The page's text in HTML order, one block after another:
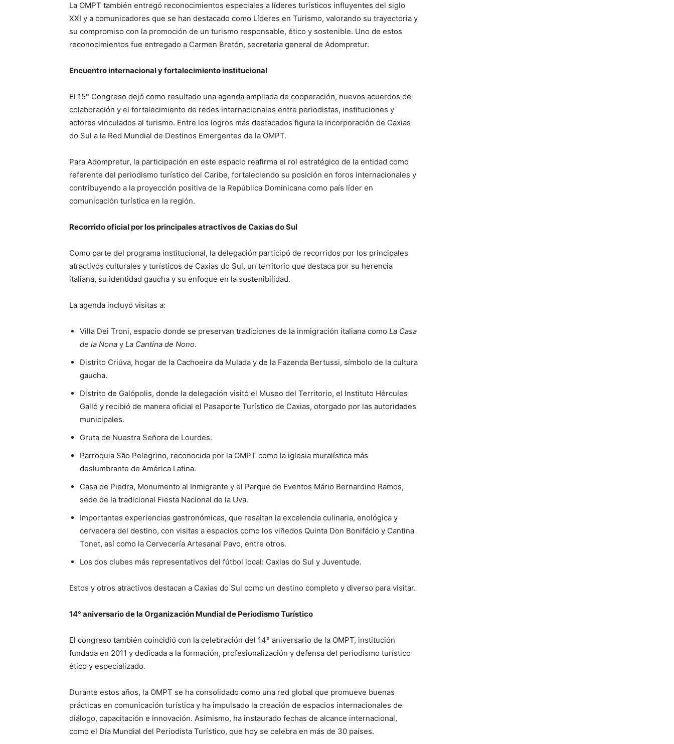
La OMPT también entregó reconocimientos especiales a líderes turísticos influyentes del siglo
XXI y a comunicadores que se han destacado como Líderes en Turismo, valorando su trayectoria y
su compromiso con la promoción de un turismo responsable, ético y sostenible. Uno de estos
reconocimientos fue entregado a Carmen Bretón, secretaria general de Adompretur.
Encuentro internacional y fortalecimiento institucional
El 15° Congreso dejó como resultado una agenda ampliada de cooperación, nuevos acuerdos de
colaboración y el fortalecimiento de redes internacionales entre periodistas, instituciones y
actores vinculados al turismo. Entre los logros más destacados figura la incorporación de Caxias
do Sul a la Red Mundial de Destinos Emergentes de la OMPT.
Para Adompretur, la participación en este espacio reafirma el rol estratégico de la entidad como
referente del periodismo turístico del Caribe, fortaleciendo su posición en foros internacionales y
contribuyendo a la proyección positiva de la República Dominicana como país líder en
comunicación turística en la región.
Recorrido oficial por los principales atractivos de Caxias do Sul
Como parte del programa institucional, la delegación participó de recorridos por los principales
atractivos culturales y turísticos de Caxias do Sul, un territorio que destaca por su herencia
italiana, su identidad gaucha y su enfoque en la sostenibilidad.
La agenda incluyó visitas a:
Villa Dei Troni, espacio donde se preservan tradiciones de la inmigración italiana como La Casa
de la Nona y La Cantina de Nono.
Distrito Criúva, hogar de la Cachoeira da Mulada y de la Fazenda Bertussi, símbolo de la cultura
gaucha.
Distrito de Galópolis, donde la delegación visitó el Museo del Territorio, el Instituto Hércules
Galló y recibió de manera oficial el Pasaporte Turístico de Caxias, otorgado por las autoridades
municipales.
Gruta de Nuestra Señora de Lourdes.
Parroquia São Pelegrino, reconocida por la OMPT como la iglesia muralística más
deslumbrante de América Latina.
Casa de Piedra, Monumento al Inmigrante y el Parque de Eventos Mário Bernardino Ramos,
sede de la tradicional Fiesta Nacional de la Uva.
Importantes experiencias gastronómicas, que resaltan la excelencia culinaria, enológica y
cervecera del destino, con visitas a espacios como los viñedos Quinta Don Bonifácio y Cantina
Tonet, así como la Cervecería Artesanal Pavo, entre otros.
Los dos clubes más representativos del fútbol local: Caxias do Sul y Juventude.
Estos y otros atractivos destacan a Caxias do Sul como un destino completo y diverso para visitar.
14° aniversario de la Organización Mundial de Periodismo Turístico
El congreso también coincidió con la celebración del 14° aniversario de la OMPT, institución
fundada en 2011 y dedicada a la formación, profesionalización y defensa del periodismo turístico
ético y especializado.
Durante estos años, la OMPT se ha consolidado como una red global que promueve buenas
prácticas en comunicación turística y ha impulsado la creación de espacios internacionales de
diálogo, capacitación e innovación. Asimismo, ha instaurado fechas de alcance internacional,
como el Día Mundial del Periodista Turístico, que hoy se celebra en más de 30 países.